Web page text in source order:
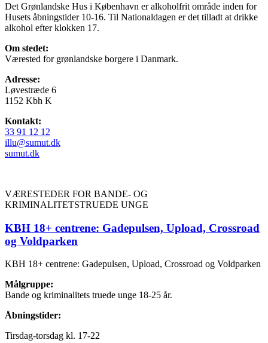
Det Grønlandske Hus i København er alkoholfrit område inden for
Husets åbningstider 10-16. Til Nationaldagen er det tilladt at drikke
alkohol efter klokken 17.
Om stedet:
Værested for grønlandske borgere i Danmark.
Adresse:
Løvestræde 6
1152 Kbh K
Kontakt:
33 91 12 12
illu@sumut.dk
sumut.dk
VÆRESTEDER FOR BANDE- OG
KRIMINALITETSTRUEDE UNGE
KBH 18+ centrene: Gadepulsen, Upload, Crossroad
og Voldparken
KBH 18+ centrene: Gadepulsen, Upload, Crossroad og Voldparken
Målgruppe:
Bande og kriminalitets truede unge 18-25 år.
Åbningstider:
Tirsdag-torsdag kl. 17-22